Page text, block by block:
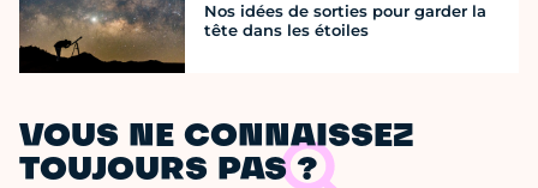
Nos idées de sorties pour garder la
tête dans les étoiles
VOUS NE CONNAISSEZ
TOUJOURS PAS ?